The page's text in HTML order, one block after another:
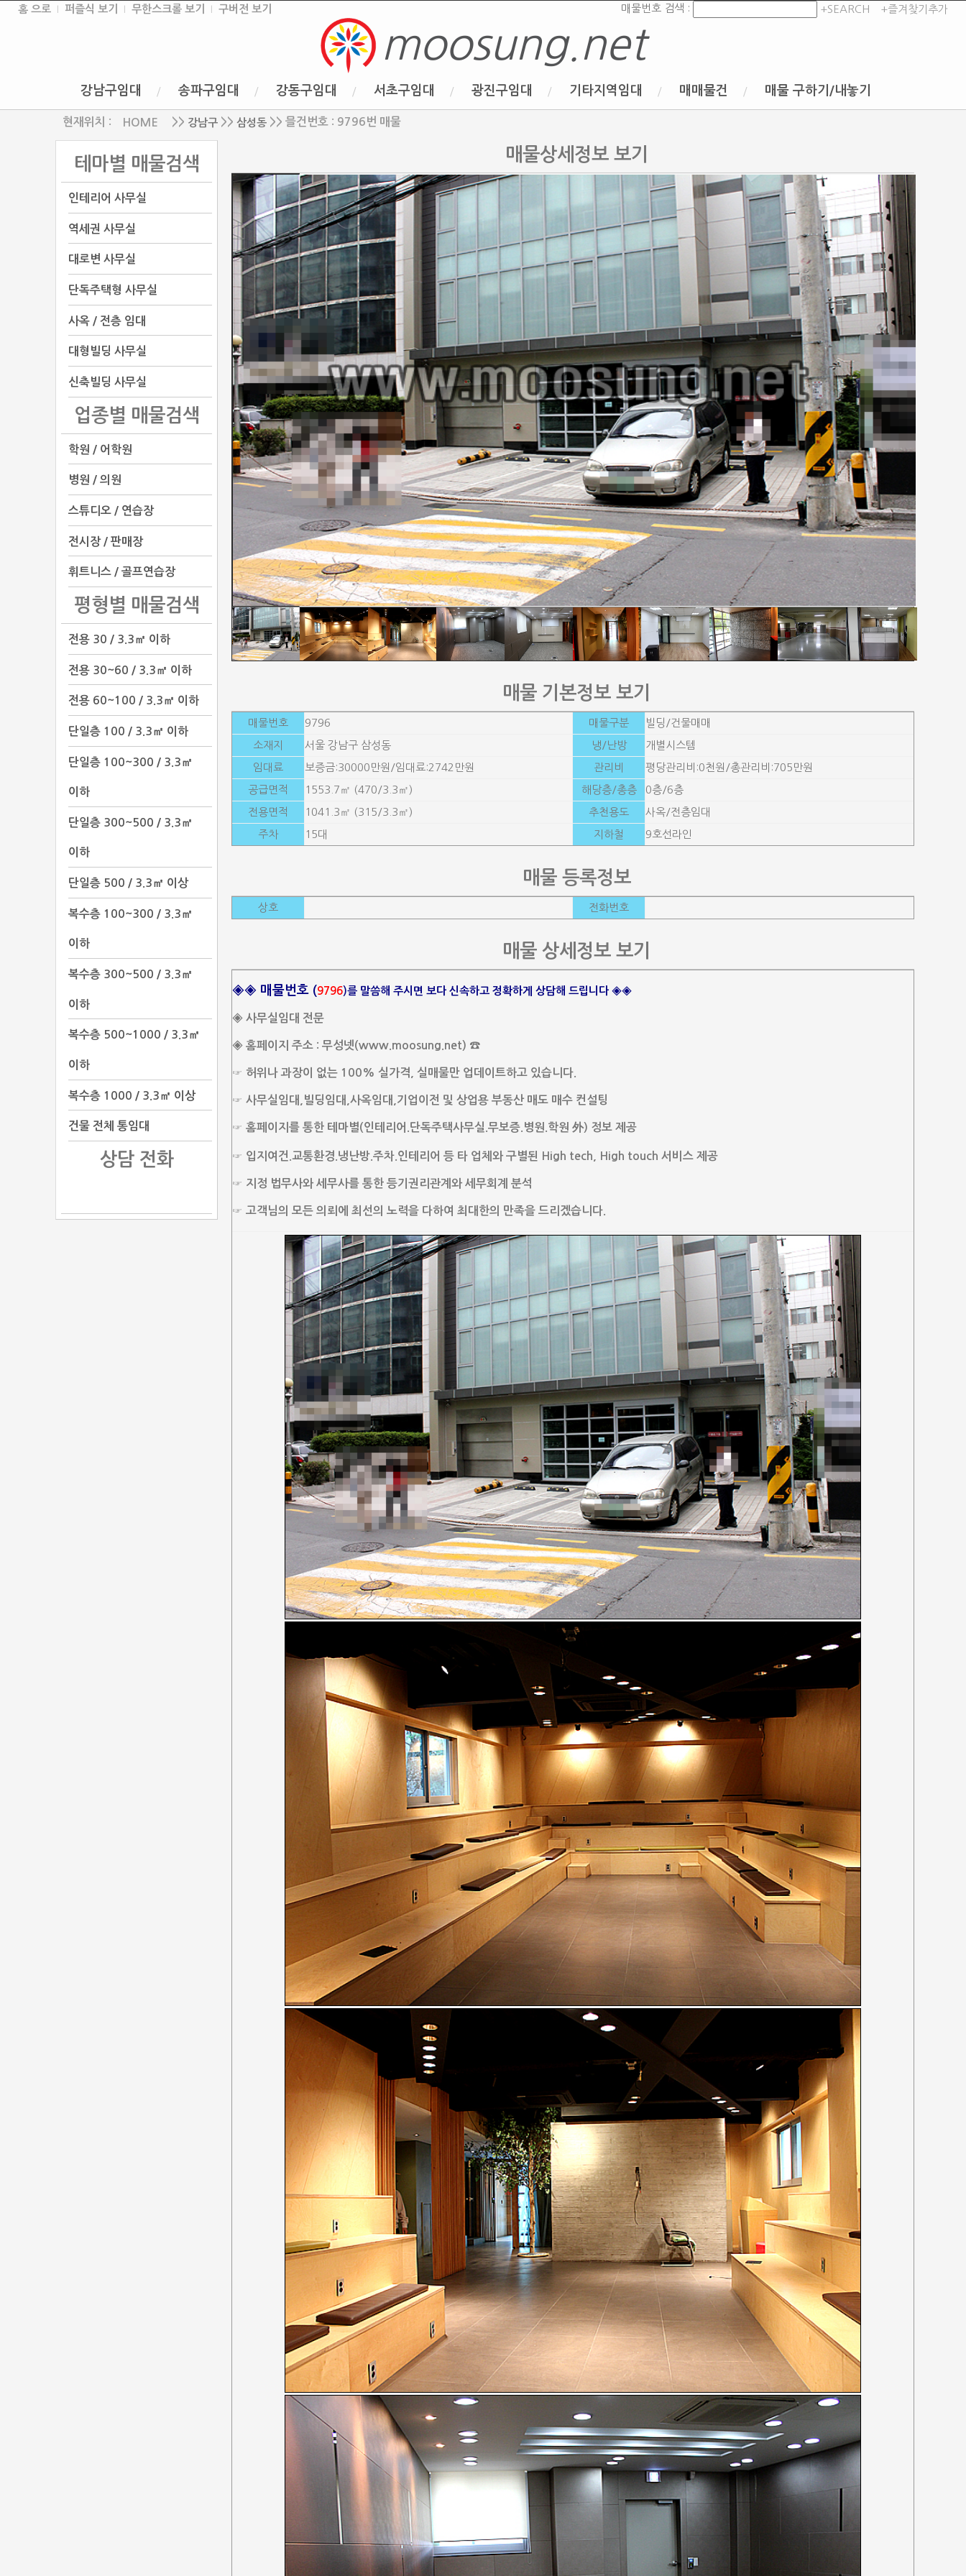
홈 으로 퍼즐식 보기 무한스크롤 보기 구버전 보기 매물번호 검색 : +SEARCH +즐겨찾기추가
moosung.net
강남구임대 송파구임대 강동구임대 서초구임대 광진구임대 기타지역임대 매매물건 매물 구하기/내놓기
현재위치 : HOME >> 강남구 >> 삼성동 >> 믈건번호 : 9796번 매물
테마별 매물검색
인테리어 사무실
역세권 사무실
대로변 사무실
단독주택형 사무실
사옥 / 전층 임대
대형빌딩 사무실
신축빌딩 사무실
업종별 매물검색
학원 / 어학원
병원 / 의원
스튜디오 / 연습장
전시장 / 판매장
휘트니스 / 골프연습장
평형별 매물검색
전용 30 / 3.3㎡ 이하
전용 30~60 / 3.3㎡ 이하
전용 60~100 / 3.3㎡ 이하
단일층 100 / 3.3㎡ 이하
단일층 100~300 / 3.3㎡
이하
단일층 300~500 / 3.3㎡
이하
단일층 500 / 3.3㎡ 이상
복수층 100~300 / 3.3㎡
이하
복수층 300~500 / 3.3㎡
이하
복수층 500~1000 / 3.3㎡
이하
복수층 1000 / 3.3㎡ 이상
건물 전체 통임대
상담 전화
매물상세정보 보기
매물 기본정보 보기
매물번호 9796 매물구분 빌딩/건물매매
소재지 서울 강남구 삼성동 냉/난방 개별시스템
임대료 보증금:30000만원/임대료:2742만원 관리비 평당관리비:0천원/총관리비:705만원
공급면적 1553.7㎡ (470/3.3㎡) 해당층/총층 0층/6층
전용면적 1041.3㎡ (315/3.3㎡) 추천용도 사옥/전층임대
주차 15대 지하철 9호선라인
매물 등록정보
상호 전화번호
매물 상세정보 보기
◈◈ 매물번호 (9796)를 말씀해 주시면 보다 신속하고 정확하게 상담해 드립니다 ◈◈
◈ 사무실임대 전문
◈ 홈페이지 주소 : 무성넷(www.moosung.net) ☎
☞ 허위나 과장이 없는 100% 실가격, 실매물만 업데이트하고 있습니다.
☞ 사무실임대,빌딩임대,사옥임대,기업이전 및 상업용 부동산 매도 매수 컨설팅
☞ 홈페이지를 통한 테마별(인테리어.단독주택사무실.무보증.병원.학원 外) 정보 제공
☞ 입지여건.교통환경.냉난방.주차.인테리어 등 타 업체와 구별된 High tech, High touch 서비스 제공
☞ 지정 법무사와 세무사를 통한 등기권리관계와 세무회계 분석
☞ 고객님의 모든 의뢰에 최선의 노력을 다하여 최대한의 만족을 드리겠습니다.